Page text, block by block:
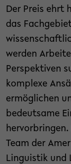
Der Preis ehrt
das
werden
Perspektiven
komplexe
ermöglichen
bedeutsame
Team der
Linguistik und